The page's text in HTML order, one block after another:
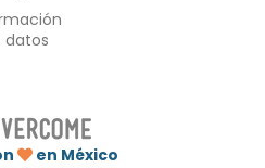
en México